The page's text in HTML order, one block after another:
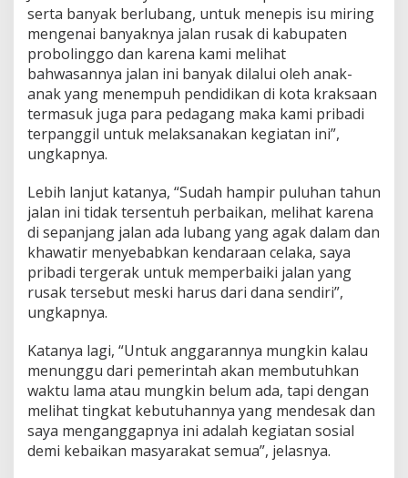
serta banyak berlubang, untuk menepis isu miring
mengenai banyaknya jalan rusak di kabupaten
probolinggo dan karena kami melihat
bahwasannya jalan ini banyak dilalui oleh anak-
anak yang menempuh pendidikan di kota kraksaan
termasuk juga para pedagang maka kami pribadi
terpanggil untuk melaksanakan kegiatan ini”,
ungkapnya.
Lebih lanjut katanya, “Sudah hampir puluhan tahun
jalan ini tidak tersentuh perbaikan, melihat karena
di sepanjang jalan ada lubang yang agak dalam dan
khawatir menyebabkan kendaraan celaka, saya
pribadi tergerak untuk memperbaiki jalan yang
rusak tersebut meski harus dari dana sendiri”,
ungkapnya.
Katanya lagi, “Untuk anggarannya mungkin kalau
menunggu dari pemerintah akan membutuhkan
waktu lama atau mungkin belum ada, tapi dengan
melihat tingkat kebutuhannya yang mendesak dan
saya menganggapnya ini adalah kegiatan sosial
demi kebaikan masyarakat semua”, jelasnya.